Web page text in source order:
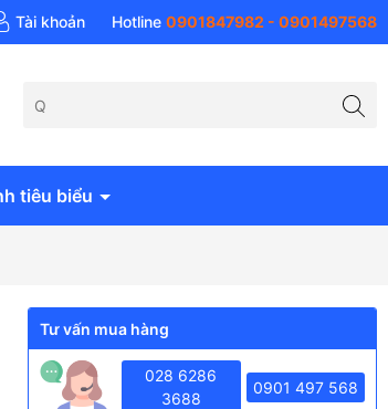
AH Air
Tài khoản Hotline 0901847982 - 0901497568
tiêu biểu
Tư vấn mua hàng
028 6286
3688
0901 497 568